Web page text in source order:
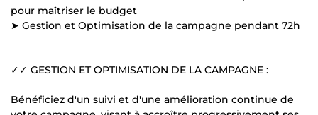
pour maîtriser le budget
➤ Gestion et Optimisation de la campagne pendant 72h
✓✓ GESTION ET OPTIMISATION DE LA CAMPAGNE :
Bénéficiez d'un suivi et d'une amélioration continue de